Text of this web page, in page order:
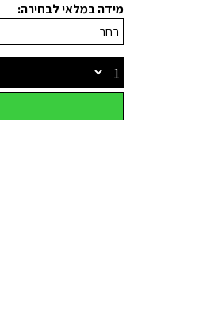
מידה במלאי לבחירה: